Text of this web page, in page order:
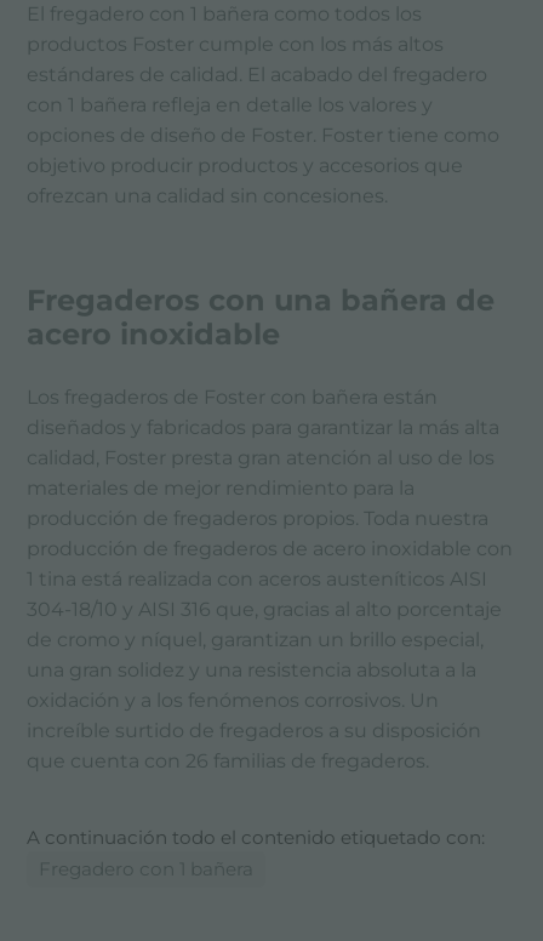
El fregadero con 1 bañera como todos los
productos Foster cumple con los más altos
estándares de calidad. El acabado del fregadero
con 1 bañera refleja en detalle los valores y
opciones de diseño de Foster. Foster tiene como
objetivo producir productos y accesorios que
ofrezcan una calidad sin concesiones.
Fregaderos con una bañera de
acero inoxidable
Los fregaderos de Foster con bañera están
diseñados y fabricados para garantizar la más alta
calidad, Foster presta gran atención al uso de los
materiales de mejor rendimiento para la
producción de fregaderos propios. Toda nuestra
producción de fregaderos de acero inoxidable con
1 tina está realizada con aceros austeníticos AISI
304-18/10 y AISI 316 que, gracias al alto porcentaje
de cromo y níquel, garantizan un brillo especial,
una gran solidez y una resistencia absoluta a la
oxidación y a los fenómenos corrosivos. Un
increíble surtido de fregaderos a su disposición
que cuenta con 26 familias de fregaderos.
A continuación todo el contenido etiquetado con:
Fregadero con 1 bañera